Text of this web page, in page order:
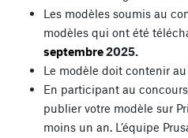
Les modèles soumis au
modèles qui ont été
septembre2025.
Le modèle doit contenir
En participant au
publier votre modèle sur
moins un an. L’équipe